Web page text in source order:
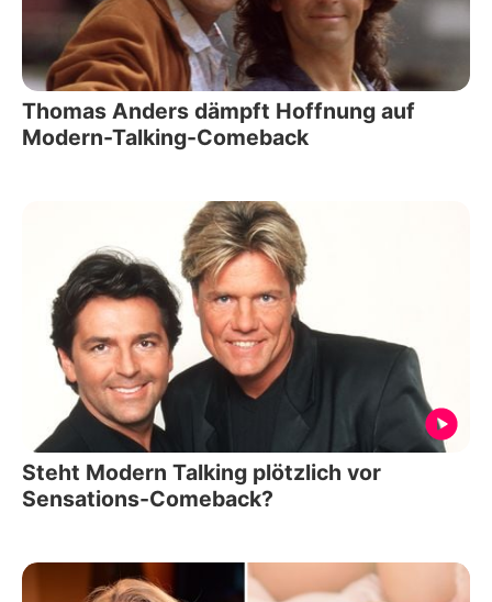
Thomas Anders dämpft Hoffnung auf
Modern-Talking-Comeback
Steht Modern Talking plötzlich vor
Sensations-Comeback?